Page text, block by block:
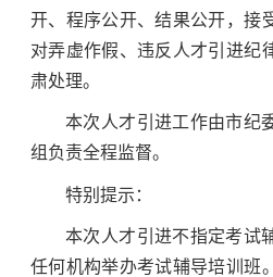
开、程序公开、结果公开，接
对弄虚作假、违反人才引进纪
肃处理。
本次人才引进工作由市纪
组负责全程监督。
特别提示：
本次人才引进不指定考试
任何机构举办考试辅导培训班